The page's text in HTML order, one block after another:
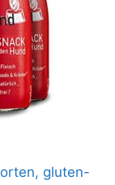
gluten-